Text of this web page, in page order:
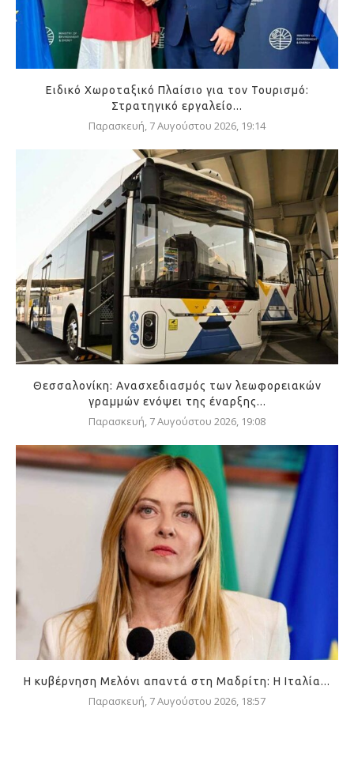
Ειδικό Χωροταξικό Πλαίσιο για τον Τουρισμό:
Στρατηγικό εργαλείο...
Παρασκευή, 7 Αυγούστου 2026, 19:14
Θεσσαλονίκη: Ανασχεδιασμός των λεωφορειακών
γραμμών ενόψει της έναρξης...
Παρασκευή, 7 Αυγούστου 2026, 19:08
Η κυβέρνηση Μελόνι απαντά στη Μαδρίτη: Η Ιταλία...
Παρασκευή, 7 Αυγούστου 2026, 18:57